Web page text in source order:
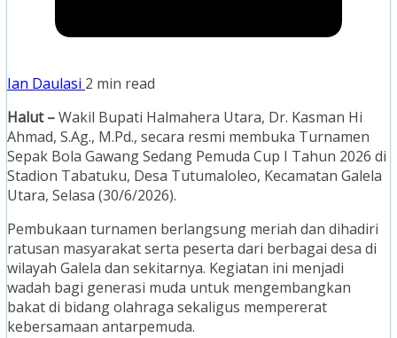
Ian Daulasi 2 min read
Halut –Wakil Bupati Halmahera Utara, Dr. Kasman Hi
Ahmad, S.Ag., M.Pd., secara resmi membuka Turnamen
Sepak Bola Gawang Sedang Pemuda Cup I Tahun 2026 di
Stadion Tabatuku, Desa Tutumaloleo, Kecamatan Galela
Utara, Selasa (30/6/2026).
Pembukaan turnamen berlangsung meriah dan dihadiri
ratusan masyarakat serta peserta dari berbagai desa di
wilayah Galela dan sekitarnya. Kegiatan ini menjadi
wadah bagi generasi muda untuk mengembangkan
bakat di bidang olahraga sekaligus mempererat
kebersamaan antarpemuda.